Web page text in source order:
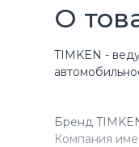
О
TIMKEN -
Бренд
Компания